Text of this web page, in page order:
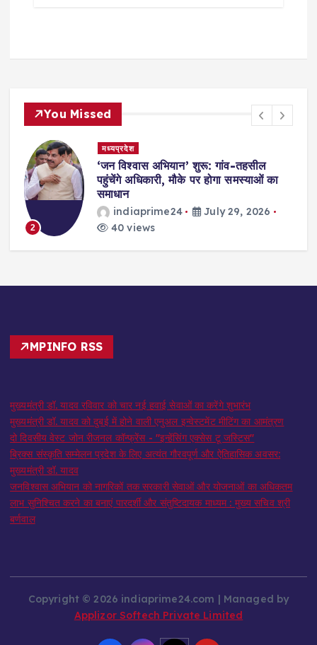
You Missed
2
मध्यप्रदेश
‘जन विश्वास अभियान’ शुरू: गांव-तहसील
पहुंचेंगे अधिकारी, मौके पर होगा समस्याओं का
समाधान
indiaprime24
July 29, 2026
40 views
MPINFO RSS
मुख्यमंत्री डॉ. यादव रविवार को चार नई हवाई सेवाओं का करेंगे शुभारंभ
मुख्यमंत्री डॉ. यादव को दुबई में होने वाली एनुअल इन्वेस्टमेंट मीटिंग का आमंत्रण
दो दिवसीय वेस्ट जोन रीजनल कॉन्फ्रेंस - "इन्हेंसिंग एक्सेस टू जस्टिस"
ब्रिक्स संस्कृति सम्मेलन प्रदेश के लिए अत्यंत गौरवपूर्ण और ऐतिहासिक अवसर:
मुख्यमंत्री डॉ. यादव
जनविश्वास अभियान को नागरिकों तक सरकारी सेवाओं और योजनाओं का अधिकतम
लाभ सुनिश्चित करने का बनाएं पारदर्शी और संतुष्टिदायक माध्यम : मुख्य सचिव श्री
बर्णवाल
Copyright © 2026 indiaprime24.com | Managed by
Applizor Softech Private Limited